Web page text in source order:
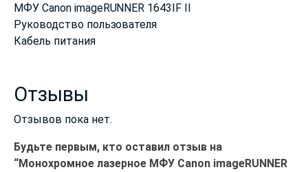
МФУ Canon imageRUNNER 1643IF II
Руководство пользователя
Кабель питания
Отзывы
Отзывов пока нет.
Будьте первым, кто оставил отзыв на
“Монохромное лазерное МФУ Canon imageRUNNER